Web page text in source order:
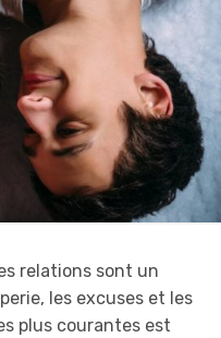
relations sont un
les excuses et les
plus courantes est